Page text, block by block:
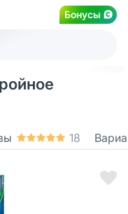
Бонусы
18